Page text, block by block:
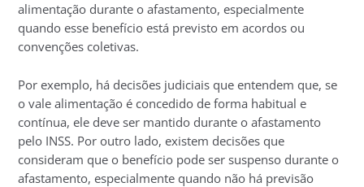
alimentação durante o afastamento, especialmente
quando esse benefício está previsto em acordos ou
convenções coletivas.
Por exemplo, há decisões judiciais que entendem que, se
o vale alimentação é concedido de forma habitual e
contínua, ele deve ser mantido durante o afastamento
pelo INSS. Por outro lado, existem decisões que
consideram que o benefício pode ser suspenso durante o
afastamento, especialmente quando não há previsão